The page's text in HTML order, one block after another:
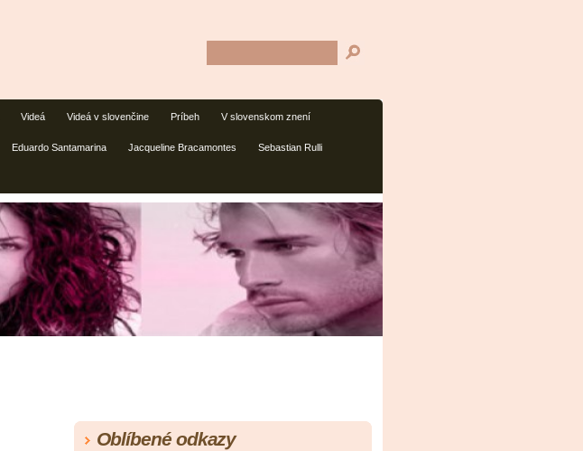
Videá Videá v slovenčine Príbeh V slovenskom znení
Eduardo Santamarina Jacqueline Bracamontes Sebastian Rulli
Oblíbené odkazy